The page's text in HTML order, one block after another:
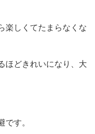
楽しくてたまらなくな
ほどきれいになり、大
です。